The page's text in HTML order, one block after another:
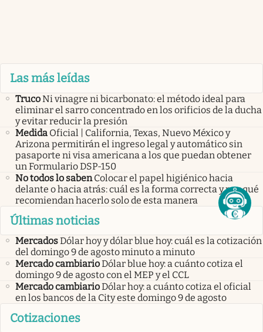
Las más leídas
TrucoNi vinagre ni bicarbonato: el método ideal para
eliminar el sarro concentrado en los orificios de la ducha
y evitar reducir la presión
Medida Oficial | California, Texas, Nuevo México y
Arizona permitirán el ingreso legal y automático sin
pasaporte ni visa americana a los que puedan obtener
un Formulario DSP-150
No todos lo saben Colocar el papel higiénico hacia
delante o hacia atrás: cuál es la forma correcta y por qué
recomiendan hacerlo solo de esta manera
Últimas noticias
MercadosDólar hoy y dólar blue hoy: cuál es la cotización
del domingo 9 de agosto minuto a minuto
Mercado cambiarioDólar blue hoy: a cuánto cotiza el
domingo 9 de agosto con el MEP y el CCL
Mercado cambiarioDólar hoy: a cuánto cotiza el oficial
en los bancos de la City este domingo 9 de agosto
Cotizaciones